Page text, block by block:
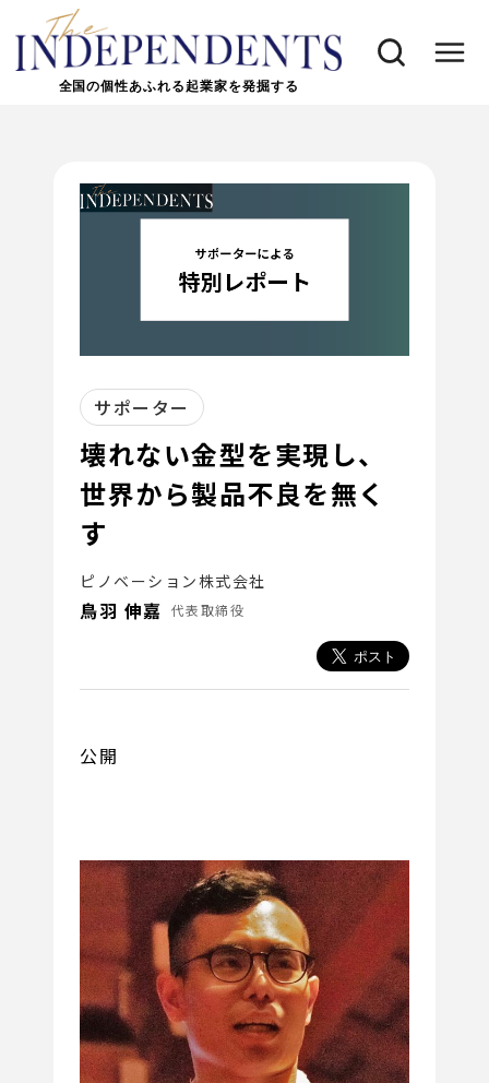
全国の個性あふれる起業家を発掘する
サポーター
壊れない金型を実現し、
世界から製品不良を無く
す
ピノベーション株式会社
鳥羽 伸嘉 代表取締役
公開